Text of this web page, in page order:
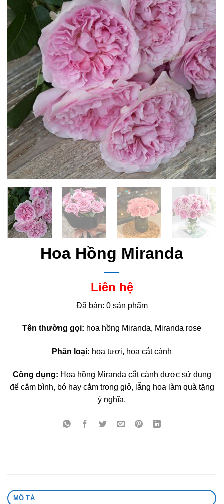
Hoa Hồng Miranda
Liên hệ
Đã bán: 0 sản phẩm
Tên thường gọi: hoa hồng Miranda, Miranda rose
Phân loại: hoa tươi, hoa cắt cành
Công dụng: Hoa hồng Miranda cắt cành được sử dụng
để cắm bình, bó hay cắm trong giỏ, lẵng hoa làm quà tặng
ý nghĩa.
MÔ TẢ